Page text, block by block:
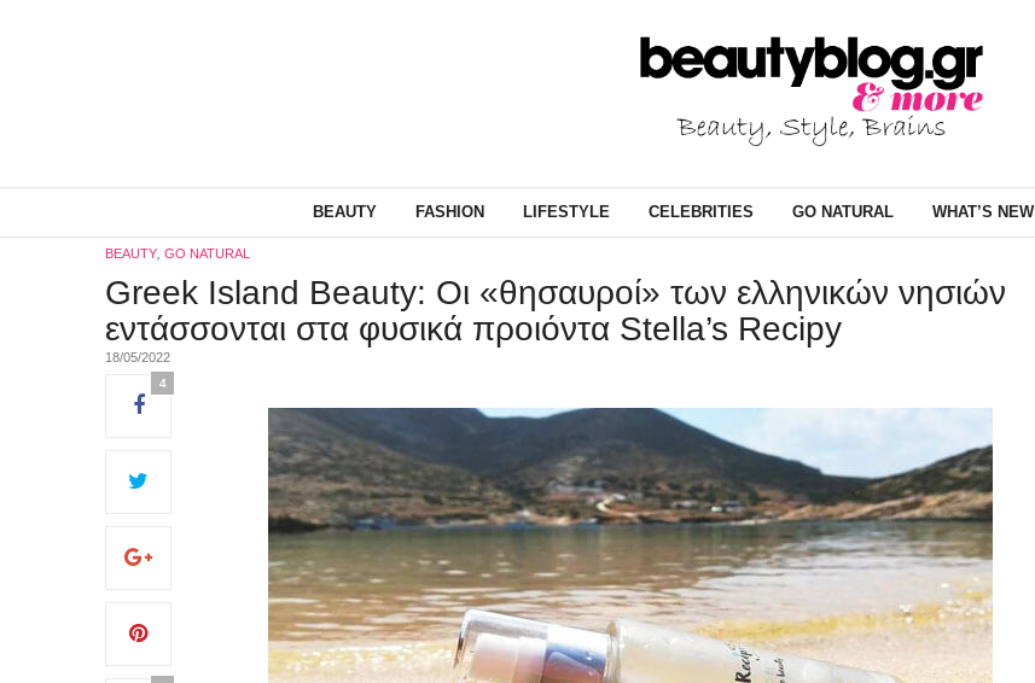
BEAUTY FASHION LIFESTYLE CELEBRITIES GO NATURAL WHAT’S NEW
BEAUTY GO NATURAL
Greek Island Beauty: Οι «θησαυροί» των ελληνικών νησιών
εντάσσονται στα φυσικά προιόντα Stella’s Recipy
18/05/2022
4